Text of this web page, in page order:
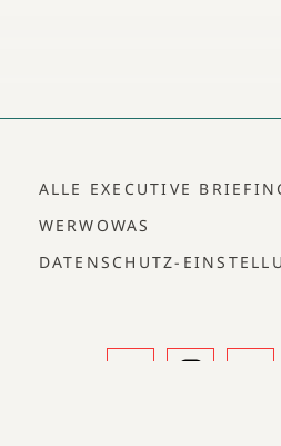
ALLE EXECUTIVE
WERWOWAS
DATENSCHUTZ-